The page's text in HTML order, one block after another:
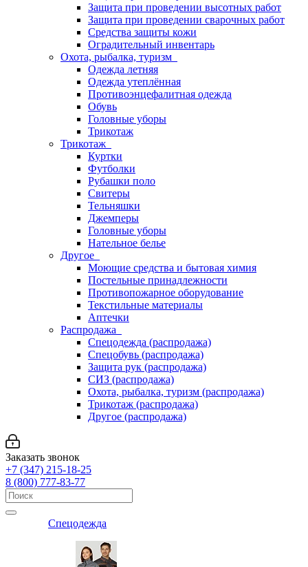
Защита при проведении высотных работ
Защита при проведении сварочных работ
Средства защиты кожи
Оградительный инвентарь
Охота, рыбалка, туризм
Одежда летняя
Одежда утеплённая
Противоэнцефалитная одежда
Обувь
Головные уборы
Трикотаж
Трикотаж
Куртки
Футболки
Рубашки поло
Свитеры
Тельняшки
Джемперы
Головные уборы
Нательное белье
Другое
Моющие средства и бытовая химия
Постельные принадлежности
Противопожарное оборудование
Текстильные материалы
Аптечки
Распродажа
Спецодежда (распродажа)
Спецобувь (распродажа)
Защита рук (распродажа)
СИЗ (распродажа)
Охота, рыбалка, туризм (распродажа)
Трикотаж (распродажа)
Другое (распродажа)
Заказать звонок
+7 (347) 215-18-25
8 (800) 777-83-77
Спецодежда